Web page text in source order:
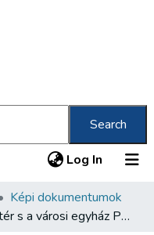
Search
Log In (current)
Képi dokumentumok
Haltér s a városi egyház Pesten Fischplatz & Stadtpfarrkirche in Pesth /